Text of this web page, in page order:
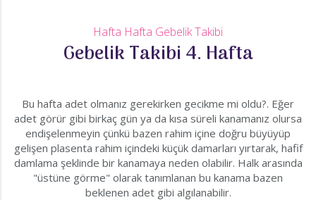
Hafta Hafta Gebelik Takibi
Gebelik Takibi 4. Hafta
Bu hafta adet olmanız gerekirken gecikme mi oldu?. Eğer
adet görür gibi birkaç gün ya da kısa süreli kanamanız olursa
endişelenmeyin çünkü bazen rahim içine doğru büyüyüp
gelişen plasenta rahim içindeki küçük damarları yırtarak, hafif
damlama şeklinde bir kanamaya neden olabilir. Halk arasında
"üstüne görme" olarak tanımlanan bu kanama bazen
beklenen adet gibi algılanabilir.